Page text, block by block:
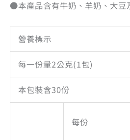
●本產品含有牛奶、羊奶、大豆
營養標示
每一份量2公克(1包)
本包裝含30份
每份